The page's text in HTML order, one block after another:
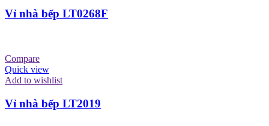
Vỉ nhà bếp LT0268F
Compare
Quick view
Add to wishlist
Vỉ nhà bếp LT2019